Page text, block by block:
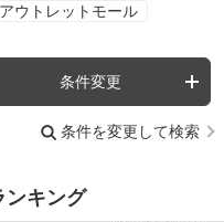
アウトレットモール
条件変更
条件を変更して検索
ンキング